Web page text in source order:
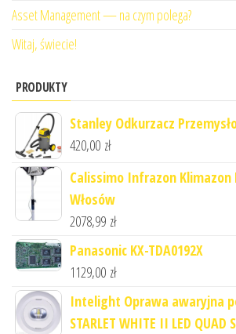
Asset Management — na czym polega?
Witaj, świecie!
PRODUKTY
Stanley Odkurzacz
420,00 zł
Calissimo Infrazon Klimazon
Włosów
2078,99 zł
Panasonic KX-TDA0192X
1129,00 zł
Intelight Oprawa awaryjna
STARLET WHITE II LED QUAD